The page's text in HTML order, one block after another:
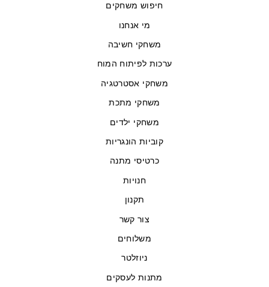
חיפוש משחקים
מי אנחנו
משחקי חשיבה
ערכות לפיתוח המוח
משחקי אסטרטגיה
משחקי מתכת
משחקי ילדים
קוביות הונגריות
כרטיסי מתנה
חנויות
תקנון
צור קשר
משלוחים
ניוזלטר
מתנות לעסקים